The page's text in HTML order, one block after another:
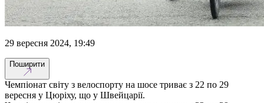
29 вересня 2024, 19:49
Поширити
Чемпіонат світу з велоспорту на шосе триває з 22 по 29
вересня у Цюріху, що у Швейцарії.